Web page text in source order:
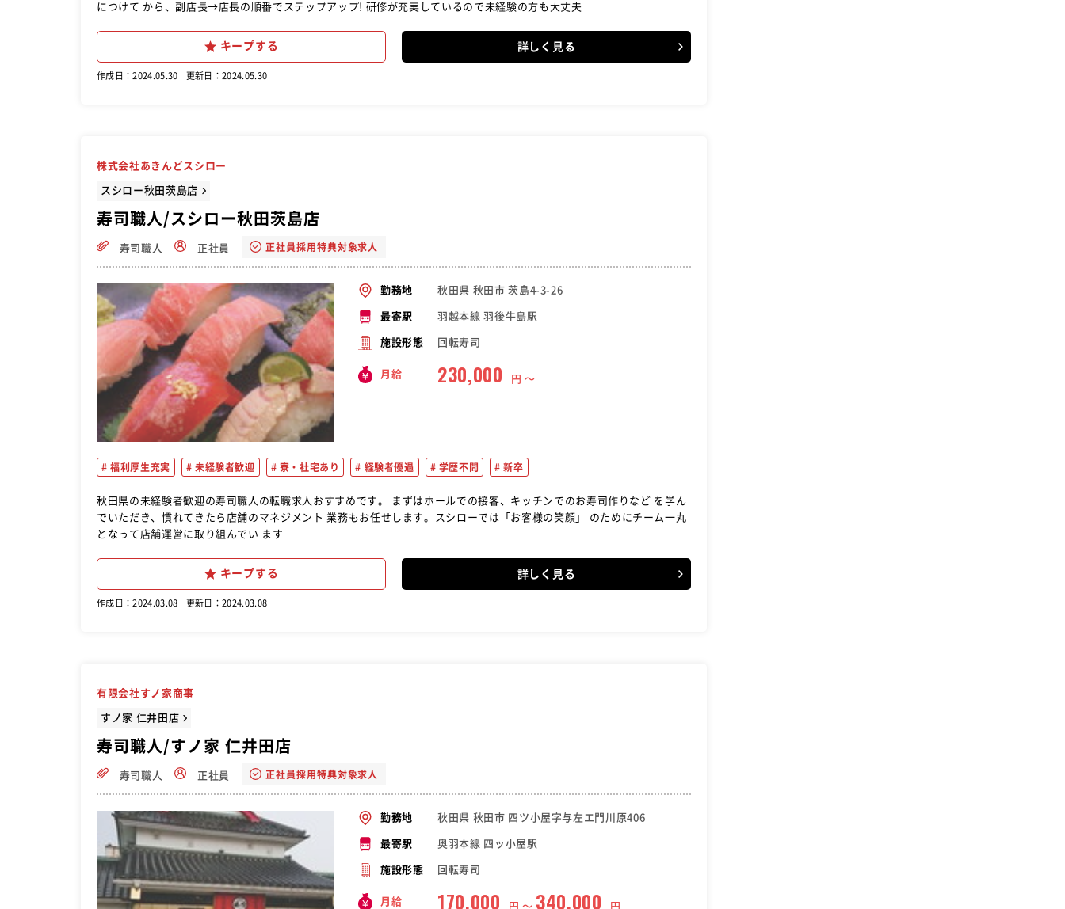
につけて から、副店長→店長の順番でステップアップ! 研修が充実しているので未経験の方も大丈夫
キープする 詳しく見る
作成日：2024.05.30 更新日：2024.05.30
株式会社あきんどスシロー
スシロー秋田茨島店
寿司職人/スシロー秋田茨島店
寿司職人 正社員 正社員採用特典対象求人
勤務地 秋田県 秋田市 茨島4-3-26
最寄駅 羽越本線 羽後牛島駅
施設形態 回転寿司
月給 230,000 円 〜
福利厚生充実 未経験者歓迎 寮・社宅あり 経験者優遇 学歴不問 新卒
秋田県の未経験者歓迎の寿司職人の転職求人おすすめです。 まずはホールでの接客、キッチンでのお寿司作りなど を学ん
でいただき、慣れてきたら店舗のマネジメント 業務もお任せします。スシローでは「お客様の笑顔」 のためにチーム一丸
となって店舗運営に取り組んでい ます
キープする 詳しく見る
作成日：2024.03.08 更新日：2024.03.08
有限会社すノ家商事
すノ家 仁井田店
寿司職人/すノ家 仁井田店
寿司職人 正社員 正社員採用特典対象求人
勤務地 秋田県 秋田市 四ツ小屋字与左エ門川原406
最寄駅 奥羽本線 四ッ小屋駅
施設形態 回転寿司
月給 170,000 円 〜 340,000 円